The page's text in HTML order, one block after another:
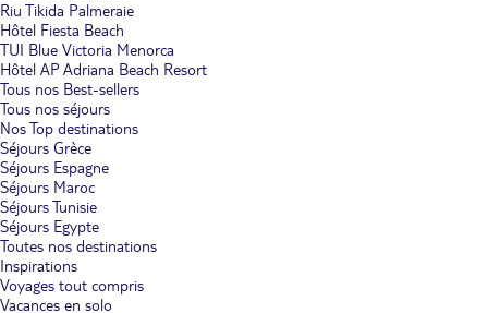
Riu Tikida Palmeraie
Hôtel Fiesta Beach
TUI Blue Victoria Menorca
Hôtel AP Adriana Beach Resort
Tous nos Best-sellers
Tous nos séjours
Nos Top destinations
Séjours Grèce
Séjours Espagne
Séjours Maroc
Séjours Tunisie
Séjours Egypte
Toutes nos destinations
Inspirations
Voyages tout compris
Vacances en solo